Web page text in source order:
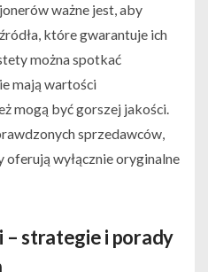
ważne jest, aby
które gwarantuje ich
można spotkać
mają wartości
mogą być gorszej jakości.
sprzedawców,
wyłącznie oryginalne
– strategie i porady